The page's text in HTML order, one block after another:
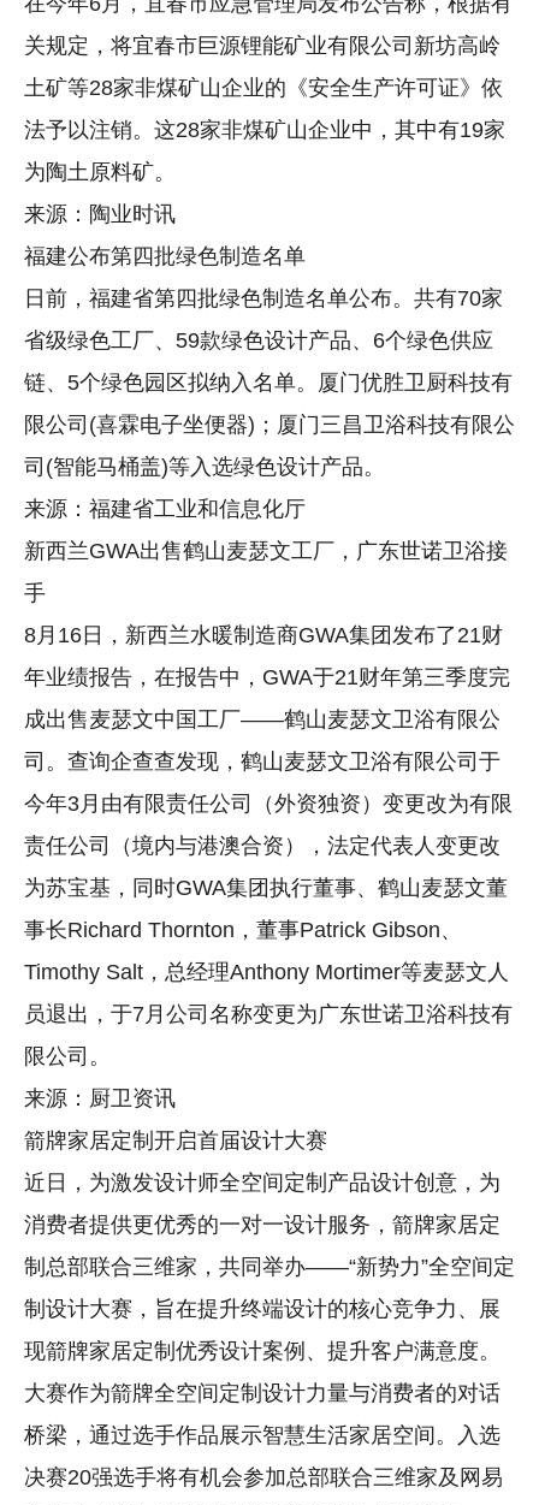
关规定，将宜春市巨源锂能矿业有限公司新坊高岭
土矿等28家非煤矿山企业的《安全生产许可证》依
法予以注销。这28家非煤矿山企业中，其中有19家
为陶土原料矿。
来源：陶业时讯
福建公布第四批绿色制造名单
日前，福建省第四批绿色制造名单公布。共有70家
省级绿色工厂、59款绿色设计产品、6个绿色供应
链、5个绿色园区拟纳入名单。厦门优胜卫厨科技有
限公司(喜霖电子坐便器)；厦门三昌卫浴科技有限公
司(智能马桶盖)等入选绿色设计产品。
来源：福建省工业和信息化厅
新西兰GWA出售鹤山麦瑟文工厂，广东世诺卫浴接
手
8月16日，新西兰水暖制造商GWA集团发布了21财
年业绩报告，在报告中，GWA于21财年第三季度完
成出售麦瑟文中国工厂——鹤山麦瑟文卫浴有限公
司。查询企查查发现，鹤山麦瑟文卫浴有限公司于
今年3月由有限责任公司（外资独资）变更改为有限
责任公司（境内与港澳合资），法定代表人变更改
为苏宝基，同时GWA集团执行董事、鹤山麦瑟文董
事长Richard Thornton，董事Patrick Gibson、
Timothy Salt，总经理Anthony Mortimer等麦瑟文人
员退出，于7月公司名称变更为广东世诺卫浴科技有
限公司。
来源：厨卫资讯
箭牌家居定制开启首届设计大赛
近日，为激发设计师全空间定制产品设计创意，为
消费者提供更优秀的一对一设计服务，箭牌家居定
制总部联合三维家，共同举办——“新势力”全空间定
制设计大赛，旨在提升终端设计的核心竞争力、展
现箭牌家居定制优秀设计案例、提升客户满意度。
大赛作为箭牌全空间定制设计力量与消费者的对话
桥梁，通过选手作品展示智慧生活家居空间。入选
决赛20强选手将有机会参加总部联合三维家及网易